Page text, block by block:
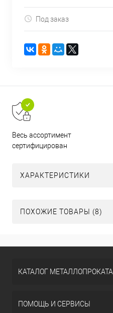
Под заказ
Весь ассортимент
сертифицирован
ХАРАКТЕРИСТИКИ
ПОХОЖИЕ ТОВАРЫ (8)
КАТАЛОГ МЕТАЛЛОПРОКАТА
ПОМОЩЬ И СЕРВИСЫ